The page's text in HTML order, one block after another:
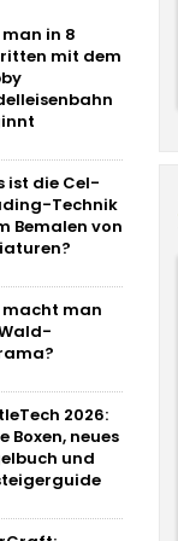
man in 8
mit dem
ist die Cel-
Technik
Bemalen von
macht man
2026:
Boxen, neues
und